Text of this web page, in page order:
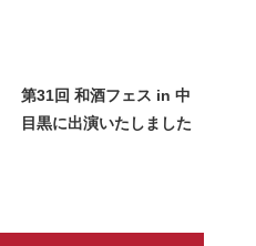
第31回 和酒フェス in 中
目黒に出演いたしました